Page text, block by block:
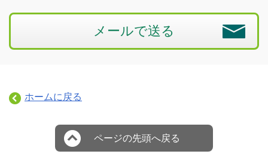
メールで送る
ホームに戻る
ページの先頭へ戻る